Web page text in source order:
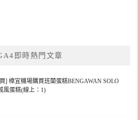
即時熱門文章
] 樟宜機場購買班蘭蛋糕BENGAWAN SOLO
風蛋糕(線上：1)